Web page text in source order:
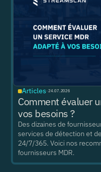
Articles ·24.07.2026
Comment évaluer
vos besoins ?
Des dizaines de
services de détection et
24/7/365. Voici nos
fournisseurs MDR.